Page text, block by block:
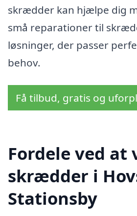
skrædder kan hjælpe dig
små reparationer til
løsninger, der passer
behov.
Få tilbud, gratis og
Fordele ved at
skrædder i
Stationsby